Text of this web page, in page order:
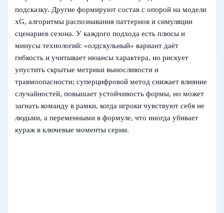
подсказку. Другие формируют состав с опорой на модели
xG, алгоритмы распознавания паттернов и симуляции
сценариев сезона. У каждого подхода есть плюсы и
минусы технологий: «олдскульный» вариант даёт
гибкость и учитывает нюансы характера, но рискует
упустить скрытые метрики выносливости и
травмоопасности; суперцифровой метод снижает влияние
случайностей, повышает устойчивость формы, но может
загнать команду в рамки, когда игроки чувствуют себя не
людьми, а переменными в формуле, что иногда убивает
кураж в ключевые моменты серии.